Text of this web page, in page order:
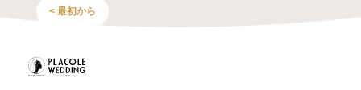
< 最初から